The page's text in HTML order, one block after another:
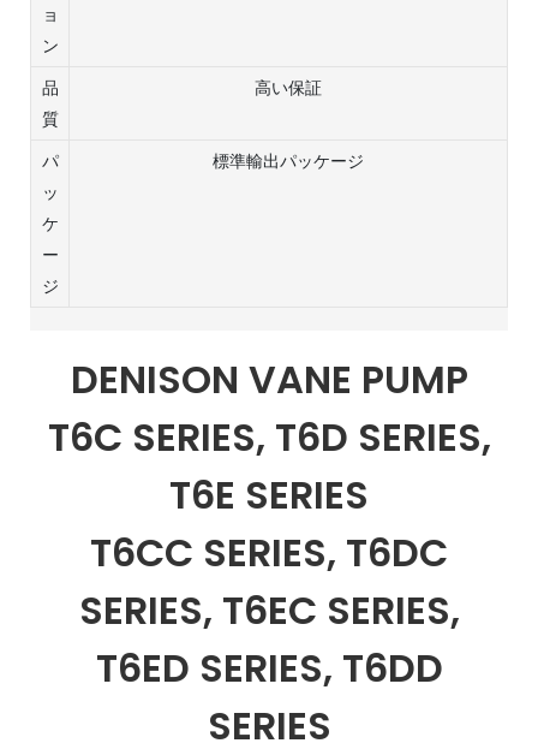
ョ
ン
品
質
高い保証
パ
ッ
ケ
ー
ジ
標準輸出パッケージ
DENISON VANE PUMP
T6C SERIES, T6D SERIES,
T6E SERIES
T6CC SERIES, T6DC
SERIES, T6EC SERIES,
T6ED SERIES, T6DD
SERIES